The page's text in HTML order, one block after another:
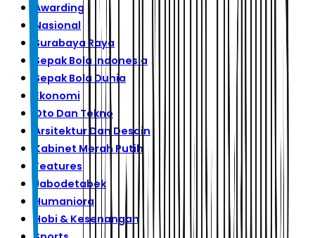
Awarding
Nasional
Surabaya Raya
Sepak Bola Indonesia
Sepak Bola Dunia
Ekonomi
Oto Dan Tekno
Arsitektur Dan Desain
Kabinet Merah Putih
Features
Jabodetabek
Humaniora
Hobi & Kesenangan